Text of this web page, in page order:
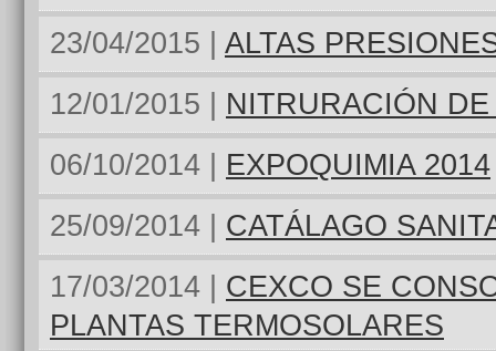
23/04/2015 | ALTAS
12/01/2015 | NITRURACIÓN
06/10/2014 | EXPOQUIMIA 2014
25/09/2014 | CATÁLAGO
17/03/2014 | CEXCO SE
PLANTAS TERMOSOLARES